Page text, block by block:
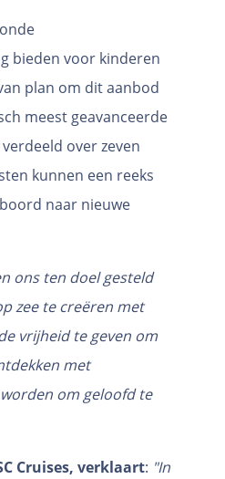
bieden voor kinderen
plan om dit aanbod
meest geavanceerde
over zeven
kunnen een reeks
naar nieuwe
ons ten doel gesteld
zee te creëren met
vrijheid te geven om
met
om geloofd te
Cruises, verklaart: "In